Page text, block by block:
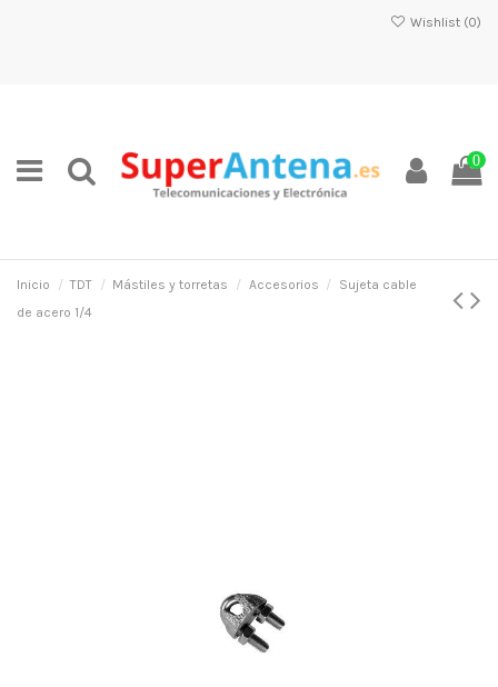
Wishlist (0)
0
Inicio TDT Mástiles y torretas Accesorios
Sujeta cable
de acero 1/4